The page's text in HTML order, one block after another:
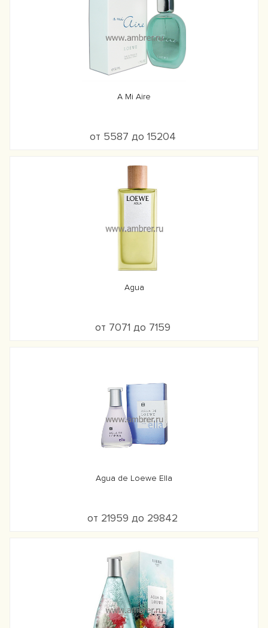
A Mi Aire
от 5587 до 15204
Agua
от 7071 до 7159
Agua de Loewe Ella
от 21959 до 29842